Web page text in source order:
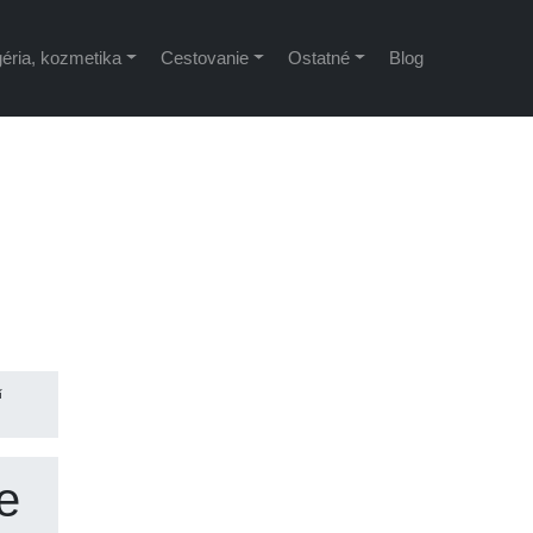
kozmetika Cestovanie Ostatné Blog